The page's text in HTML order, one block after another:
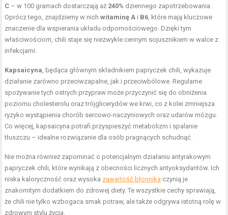
C – w 100 gramach dostarczają aż 240% dziennego zapotrzebowania.
Oprócz tego, znajdziemy w nichwitaminę A i B6 , które mają kluczowe
znaczenie dla wspierania układu odpornościowego. Dzięki tym
właściwościom, chili staje się niezwykle cennym sojusznikiem w walce z
infekcjami.
Kapsaicyna , będąca głównym składnikiem papryczek chili, wykazuje
działanie zarówno przeciwzapalne, jak i przeciwbólowe. Regularne
spożywanie tych ostrych przypraw może przyczynić się do obniżenia
poziomu cholesterolu oraz trójglicerydów we krwi, co z kolei zmniejsza
ryzyko wystąpienia chorób sercowo-naczyniowych oraz udarów mózgu.
Co więcej, kapsaicyna potrafi przyspieszyć metabolizm i spalanie
tłuszczu – idealne rozwiązanie dla osób pragnących schudnąć.
Nie można również zapominać o potencjalnym działaniu antyrakowym
papryczek chili, które wynikają z obecności licznych antyoksydantów. Ich
niska kaloryczność oraz wysoka zawartość błonnika czynią je
znakomitym dodatkiem do zdrowej diety. Te wszystkie cechy sprawiają,
że chili nie tylko wzbogaca smak potraw, ale także odgrywa istotną rolę w
zdrowym stylu życia.